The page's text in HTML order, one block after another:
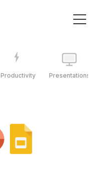
Productivity Presentations